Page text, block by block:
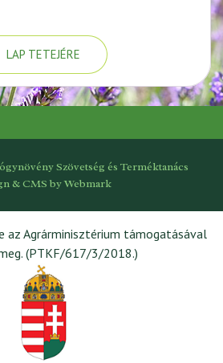
LAP TETEJÉRE
Szövetség és Terméktanács
& CMS byWebmark
az Agrárminisztérium támogatásával
(PTKF/617/3/2018.)